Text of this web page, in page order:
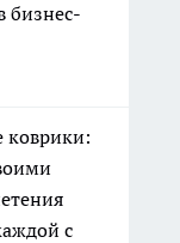
бизнес-
коврики:
с